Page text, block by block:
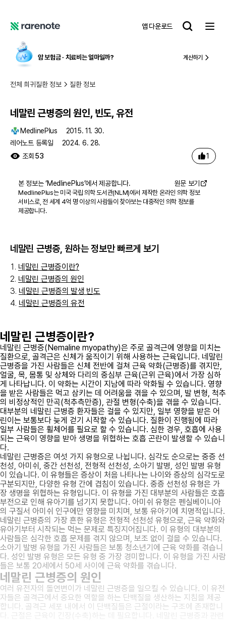
노
앱 다운로드
레
트
암 보험금 ∙ 치료비 는 얼마일까? 계산하기
전체 희귀질환 정보 질환 정보
네말린 근병증의 원인, 빈도, 유전
MedlinePlus
2015. 11. 30.
레어노트 등록일
2024. 6. 28.
조회 53 1
본 정보는 ‘MedlinePlus’에서 제공합니다. 원문 보기
MedlinePlus는 미국 국립 의학 도서관(NLM)에서 제작한 온라인 의학 정보
서비스로, 전 세계 4억 명 이상의 사람들이 찾아보는 대중적인 의학 정보를
제공합니다.
네말린 근병증, 원하는 정보만 빠르게 보기
네말린 근병증이란?
네말린 근병증의 원인
네말린 근병증의 발생 빈도
네말린 근병증의 유전
네말린 근병증이란?
네말린 근병증(Nemaline myopathy)은 주로 골격근에 영향을 미치는
질환으로, 골격근은 신체가 움직이기 위해 사용하는 근육입니다. 네말린
근병증을 가진 사람들은 신체 전반에 걸쳐 근육 약화(근병증)를 겪지만,
얼굴, 목, 몸통 및 상체와 다리의 중심부 근육(근위 근육)에서 가장 심하
게 나타납니다. 이 약화는 시간이 지남에 따라 악화될 수 있습니다. 영향
을 받은 사람들은 먹고 삼키는 데 어려움을 겪을 수 있으며, 발 변형, 척추
의 비정상적인 만곡(척추측만증), 관절 변형(수축)을 겪을 수 있습니다.
대부분의 네말린 근병증 환자들은 걸을 수 있지만, 일부 영향을 받은 어
린이는 보통보다 늦게 걷기 시작할 수 있습니다. 질환이 진행됨에 따라
일부 사람들은 휠체어를 필요로 할 수 있습니다. 심한 경우, 호흡에 사용
되는 근육이 영향을 받아 생명을 위협하는 호흡 곤란이 발생할 수 있습니
다.
네말린 근병증은 여섯 가지 유형으로 나뉩니다. 심각도 순으로는 중증 선
천성, 아미쉬, 중간 선천성, 전형적 선천성, 소아기 발병, 성인 발병 유형
이 있습니다. 이 유형들은 증상이 처음 나타나는 나이와 증상의 심각도로
구분되지만, 다양한 유형 간에 겹침이 있습니다. 중증 선천성 유형은 가
장 생명을 위협하는 유형입니다. 이 유형을 가진 대부분의 사람들은 호흡
부전으로 인해 유아기를 넘기지 못합니다. 아미쉬 유형은 펜실베이니아
의 구질서 아미쉬 인구에만 영향을 미치며, 보통 유아기에 치명적입니다.
네말린 근병증의 가장 흔한 유형은 전형적 선천성 유형으로, 근육 약화와
유아기부터 시작되는 먹는 문제로 특징지어집니다. 이 유형의 대부분의
사람들은 심각한 호흡 문제를 겪지 않으며, 보조 없이 걸을 수 있습니다.
소아기 발병 유형을 가진 사람들은 보통 청소년기에 근육 약화를 겪습니
다. 성인 발병 유형은 모든 유형 중 가장 경미합니다. 이 유형을 가진 사람
들은 보통 20세에서 50세 사이에 근육 약화를 겪습니다.
네말린 근병증의 원인
여러 유전자의 돌연변이가 네말린 근병증을 일으킬 수 있습니다. 이 유전
자들은 골격근에서 중요한 역할을 하는 단백질을 생산하는 지침을 제공
합니다. 골격근 세포 내에서 이 단백질들은 근절이라는 구조에 존재합니
다. 근절은 근육이 긴장(수축)하는 데 필요합니다. 네말린 근병증과 관련